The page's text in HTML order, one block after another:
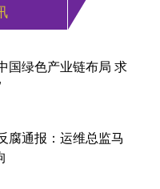
国绿色产业链布局 求
腐通报：运维总监马